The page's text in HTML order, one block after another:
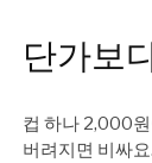
단가보
컵 하나 2,000
버려지면 비싸요.